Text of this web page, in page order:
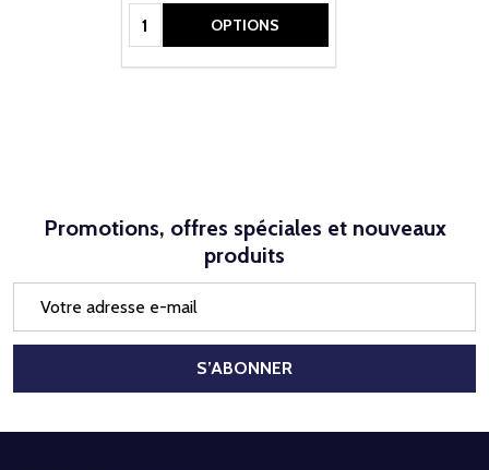
Quantité: OPTIONS
Promotions, offres spéciales et nouveaux
produits
mail
S’ABONNER